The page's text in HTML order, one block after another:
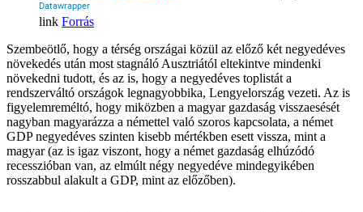
Forrás
Szembeötlő, hogy a térség országai közül az előző két negyedéves
növekedés után most stagnáló Ausztriától eltekintve mindenki
növekedni tudott, és az is, hogy a negyedéves toplistát a
rendszerváltó országok legnagyobbika, Lengyelország vezeti. Az is
figyelemreméltó, hogy miközben a magyar gazdaság visszaesését
nagyban magyarázza a némettel való szoros kapcsolata, a német
GDP negyedéves szinten kisebb mértékben esett vissza, mint a
magyar (az is igaz viszont, hogy a német gazdaság elhúzódó
recesszióban van, az elmúlt négy negyedéve mindegyikében
rosszabbul alakult a GDP, mint az előzőben).